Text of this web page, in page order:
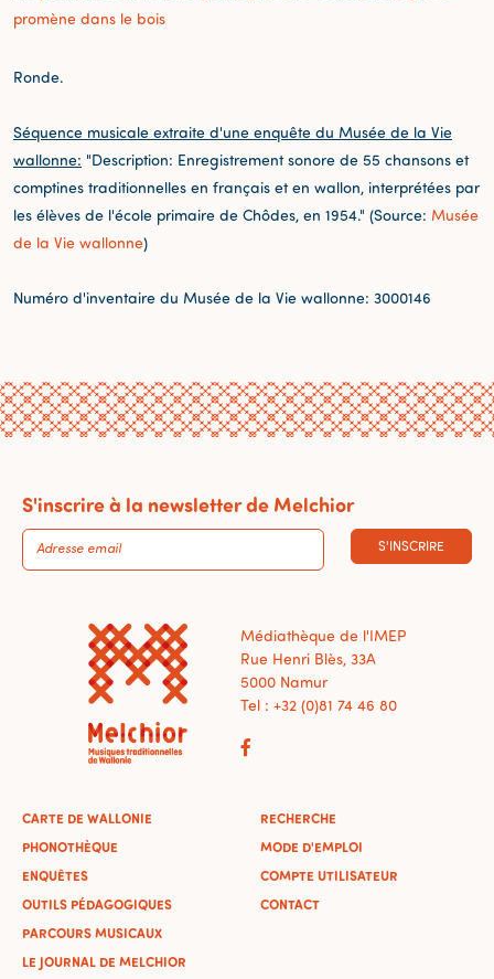
promène dans le bois
Ronde.
Séquence musicale extraite d'une enquête du Musée de la Vie
wallonne: "Description: Enregistrement sonore de 55 chansons et
comptines traditionnelles en français et en wallon, interprétées par
les élèves de l'école primaire de Chôdes, en 1954." (Source: Musée
de la Vie wallonne)
Numéro d'inventaire du Musée de la Vie wallonne: 3000146
S'inscrire à la newsletter de Melchior
S'INSCRIRE
Médiathèque de l'IMEP
Rue Henri Blès, 33A
5000 Namur
Tel : +32 (0)81 74 46 80
CARTE DE WALLONIE
PHONOTHÈQUE
ENQUÊTES
OUTILS PÉDAGOGIQUES
PARCOURS MUSICAUX
LE JOURNAL DE MELCHIOR
RECHERCHE
MODE D'EMPLOI
COMPTE UTILISATEUR
CONTACT